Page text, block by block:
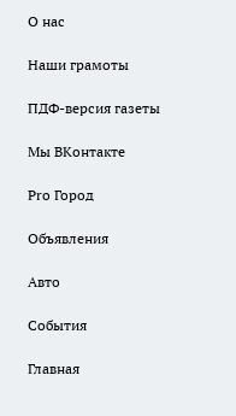
О нас
Наши грамоты
ПДФ-версия газеты
Мы ВКонтакте
Pro Город
Объявления
Авто
События
Главная